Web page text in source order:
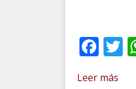
Leer más